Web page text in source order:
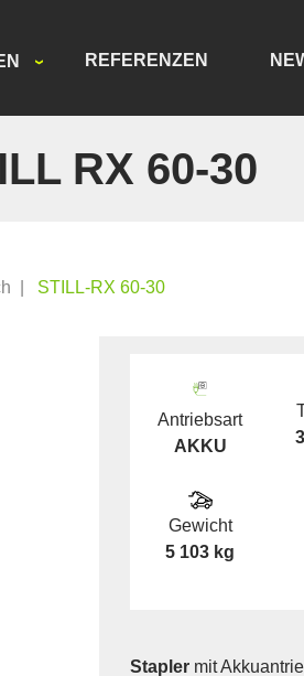
REFERENZEN
RX 60-30
STILL-RX 60-30
Antriebsart
AKKU
Gewicht
5 103 kg
Stapler mit